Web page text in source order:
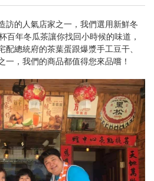
訪的人氣店家之一，我們選用新鮮冬
百年冬瓜茶讓你找回小時候的味道，
總統府的茶葉蛋跟爆漿手工豆干、
一，我們的商品都值得您來品嚐！